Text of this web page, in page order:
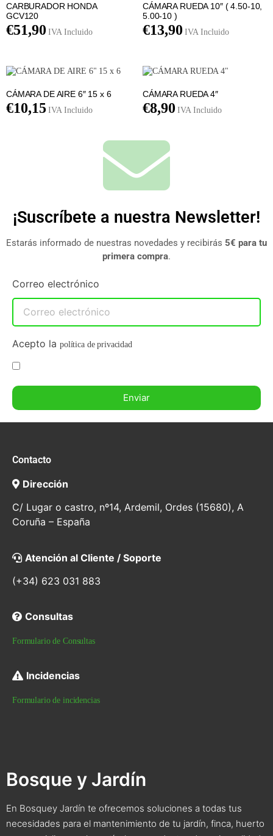
CARBURADOR HONDA
GCV120
€51,90 IVA Incluido
CÁMARA RUEDA 10″ ( 4.50-10,
5.00-10 )
€13,90 IVA Incluido
CÁMARA DE AIRE 6″ 15 x 6
€10,15 IVA Incluido
CÁMARA RUEDA 4″
€8,90 IVA Incluido
¡Suscríbete a nuestra Newsletter!
Estarás informado de nuestras novedades y recibirás 5€ para tu
primera compra.
Correo electrónico
Acepto la política de privacidad
Enviar
Contacto
Dirección
C/ Lugar o castro, nº14, Ardemil, Ordes (15680), A
Coruña – España
Atención al Cliente / Soporte
(+34) 623 031 883
Consultas
Formulario de Consultas
Incidencias
Formulario de incidencias
Bosque y Jardín
En Bosquey Jardín te ofrecemos soluciones a todas tus
necesidades para el mantenimiento de tu jardín, finca, huerto